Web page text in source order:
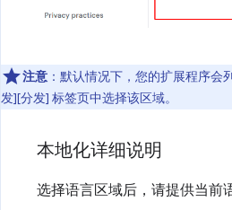
注意 ：默认情况下，您的扩展程序
发][分发] 标签页中选择该区域。
本地化详细说明
选择语言区域后，请提供当前